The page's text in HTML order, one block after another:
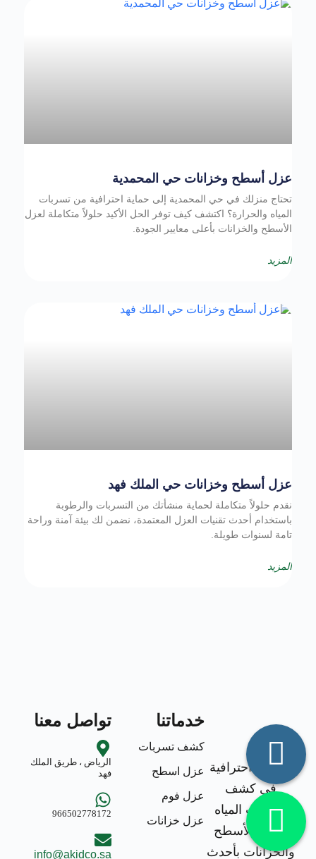
عزل أسطح وخزانات حي المحمدية
تحتاج منزلك في حي المحمدية إلى حماية احترافية من تسربات
المياه والحرارة؟ اكتشف كيف توفر الحل الأكيد حلولاً متكاملة لعزل
الأسطح والخزانات بأعلى معايير الجودة.
المزيد
عزل أسطح وخزانات حي الملك فهد
نقدم حلولاً متكاملة لحماية منشأتك من التسربات والرطوبة
باستخدام أحدث تقنيات العزل المعتمدة، نضمن لك بيئة آمنة وراحة
تامة لسنوات طويلة.
المزيد
خدمات احترافية
في كشف
تسربات المياه
وعزل الأسطح
والخزانات بأحدث
خدماتنا
كشف تسربات
عزل اسطح
عزل فوم
عزل خزانات
تواصل معنا
الرياض ، طريق الملك
فهد
966502778172
info@akidco.sa